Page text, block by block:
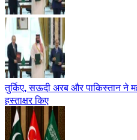
तुर्किए, सऊदी अरब और पाकिस्तान ने
हस्ताक्षर किए